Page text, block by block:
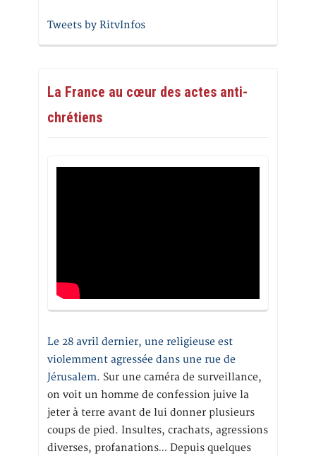
Tweets by RitvInfos
La France au cœur des actes anti-
chrétiens
Le 28 avril dernier, une religieuse est
violemment agressée dans une rue de
Jérusalem. Sur une caméra de surveillance,
on voit un homme de confession juive la
jeter à terre avant de lui donner plusieurs
coups de pied. Insultes, crachats, agressions
diverses, profanations… Depuis quelques